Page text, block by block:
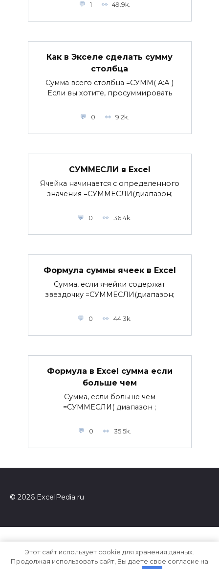
1 49.9k.
Как в Экселе сделать сумму
столбца
Сумма всего столбца =СУММ( A:А )
Если вы хотите, просуммировать
0 9.2k.
СУММЕСЛИ в Excel
Ячейка начинается с определенного
значения =СУММЕСЛИ(диапазон;
0 36.4k.
Формула суммы ячеек в Excel
Сумма, если ячейки содержат
звездочку =СУММЕСЛИ(диапазон;
0 44.3k.
Формула в Excel сумма если
больше чем
Сумма, если больше чем
=СУММЕСЛИ( диапазон ;
0 35.5k.
© 2026 ExcelPedia.ru
Этот сайт использует cookie для хранения данных.
Продолжая использовать сайт, Вы даете свое согласие на